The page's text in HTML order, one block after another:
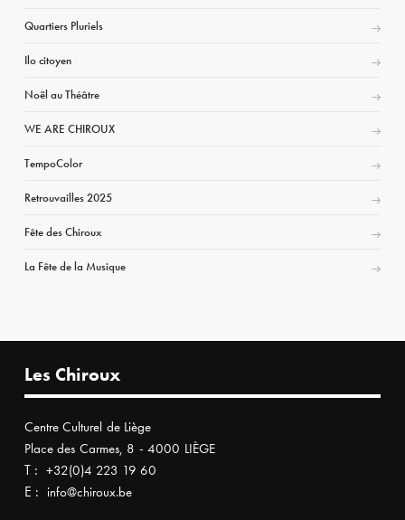
Quartiers Pluriels
Ilo citoyen
Noël au Théâtre
WE ARE CHIROUX
TempoColor
Retrouvailles 2025
Fête des Chiroux
La Fête de la Musique
Les Chiroux
Centre Culturel de Liège
Place des Carmes, 8 - 4000 LIÈGE
T : +32(0)4 223 19 60
E : info@chiroux.be